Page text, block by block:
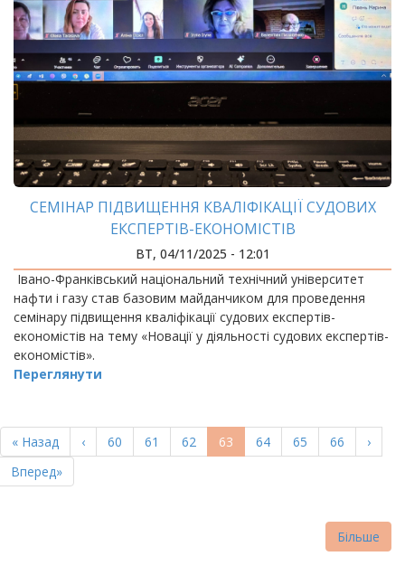
СЕМІНАР ПІДВИЩЕННЯ КВАЛІФІКАЦІЇ СУДОВИХ
ЕКСПЕРТІВ-ЕКОНОМІСТІВ
ВТ, 04/11/2025 - 12:01
Івано-Франківський національний технічний університет
нафти і газу став базовим майданчиком для проведення
семінару підвищення кваліфікації судових експертів-
економістів на тему «Новації у діяльності судових експертів-
економістів».
Переглянути
НА
СТОРІНКИ
Перша
сторінка
« Назад
Попередня
сторінка
‹ Page
60 Page
61 Page
62
Поточна
сторінка
63 Page
64 Page
65 Page
66
›
Остання
сторінка
Вперед»
Більше